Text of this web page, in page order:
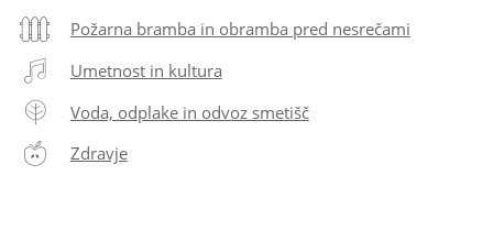
Požarna bramba in obramba pred nesrečami
Umetnost in kultura
Voda, odplake in odvoz smetišč
Zdravje